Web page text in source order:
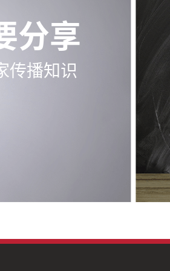
分享
传播知识